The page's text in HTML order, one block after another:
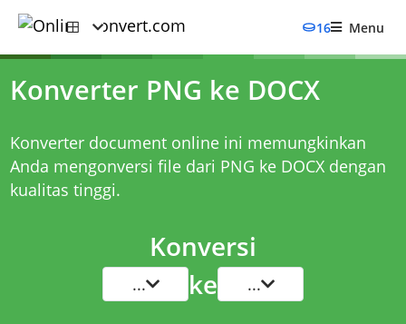
16 Menu
Konverter PNG ke DOCX
Konverter document online ini memungkinkan
Anda mengonversi file dari PNG ke DOCX dengan
kualitas tinggi.
Konversi
... ke ...